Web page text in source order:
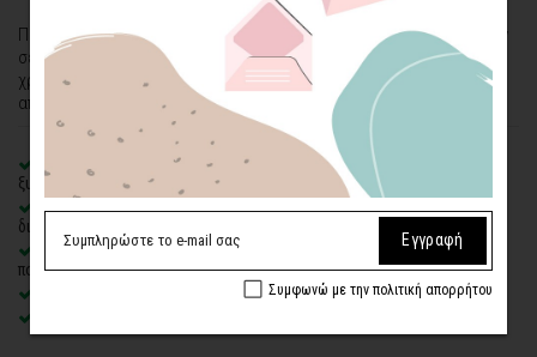
Πολλές κίτρινες, πορτοκαλί, πράσινες και μπλε πινελιές συνθέτουν
σε αυτόν τον πίνακα μια αφηρημένη μορφή φυσικού τοπίου. Αν τα
χρώματα αυτά ταιριάζουν στην παλέτα του χώρου σας, τότε το
αποτέλεσμα θα είναι σίγουρα αρμονικό!
100% πιστοποιημένος βαμβακερός καμβάς
σε τελάρο φυσικής
ξυλείας
Οικολογική εκτύπωσημε μελάνια νερού latex, χωρίς χημικούς
διαλύτες και οσμές
Δυνατότητα προσθήκηςξύλινης διακοσμητικής κορνίζαςμε
πολλές επιλογές
, ένας – ένας πίνακας κατά παραγγελία
Εγγραφή
Συμφωνώ με την πολιτική απορρήτου